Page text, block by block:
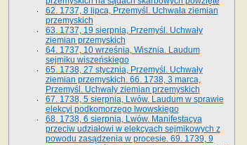
62. 1737, 8 lipca, Przemyśl. Uchwała ziemian
przemyskich
63. 1737, 19 sierpnia, Przemyśl. Uchwały
ziemian przemyskich
64. 1737, 10 września, Wisznia. Laudum
sejmiku wiszeńskiego
65. 1738, 27 stycznia, Przemyśl. Uchwały
ziemian przemyskich­­. 66. 1738, 3 marca,
Przemyśl. Uchwały ziemian przemyskich­
67. 1738, 5 sierpnia, Lwów. Laudum w sprawie
elekcyi podkomorzego lwowskiego
68. 1738, 6 sierpnia, Lwów. Manifestacya
przeciw udziałowi w elekcyach sejmikowych z
powodu zasądzenia w procesie. 69. 1739, 9